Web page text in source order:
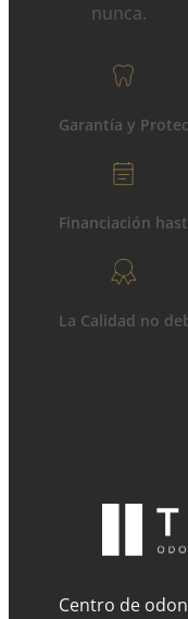
nunca.
Garantía y
Financiación
La Calidad no
Centro de